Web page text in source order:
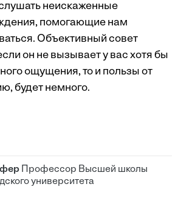
неискаженные
помогающие нам
Объективный совет
он не вызывает у вас хотя бы
ощущения, то и пользы от
будет немного.
Профессор Высшей школы
университета